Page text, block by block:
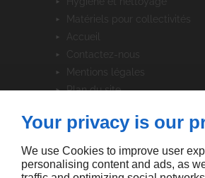
matériels pour collectivités
accueil
contactez-nous
mentions légales
plan du site
SUIVEZ-NOUS
Your privacy is our
We use Cookies to improve user
personalising content and ads, as